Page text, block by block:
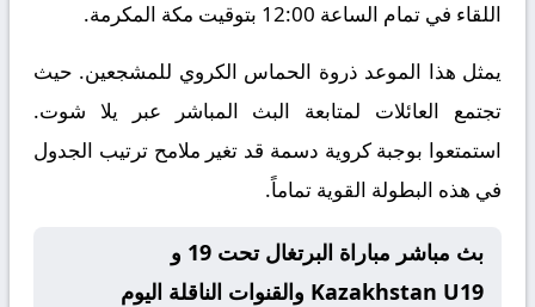
اللقاء في تمام الساعة 12:00 بتوقيت مكة المكرمة.
يمثل هذا الموعد ذروة الحماس الكروي للمشجعين. حيث
تجتمع العائلات لمتابعة البث المباشر عبر يلا شوت.
استمتعوا بوجبة كروية دسمة قد تغير ملامح ترتيب الجدول
في هذه البطولة القوية تماماً.
بث مباشر مباراة البرتغال تحت 19 و
Kazakhstan U19 والقنوات الناقلة اليوم